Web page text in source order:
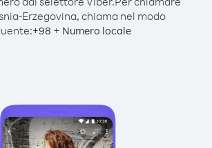
Erzegovina, chiama nel modo
+98 + Numero locale